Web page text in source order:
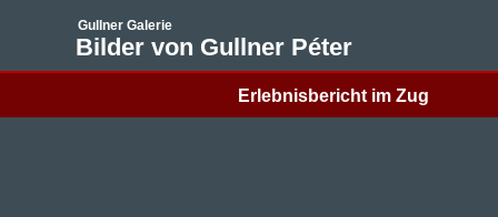
Gullner Galerie
Bilder von Gullner Péter
Erlebnisbericht im Zug